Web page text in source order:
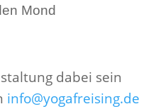
Mond
dabei sein
info@yogafreising.de